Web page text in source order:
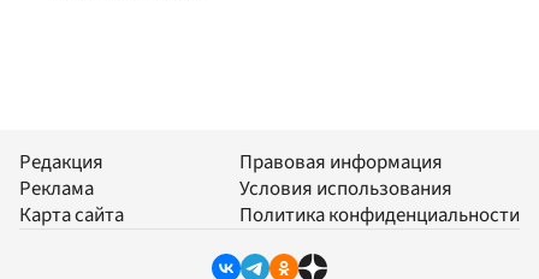
Редакция
Реклама
Карта сайта
Правовая информация
Условия использования
Политика конфиденциальности